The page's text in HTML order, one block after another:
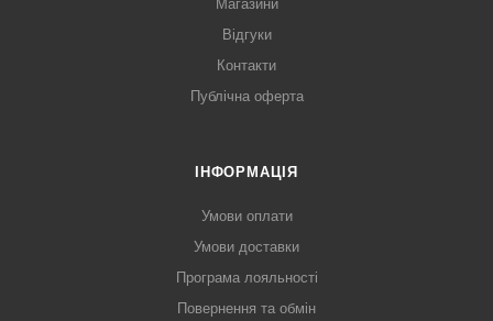
Магазини
Відгуки
Контакти
Публічна оферта
ІНФОРМАЦІЯ
Умови оплати
Умови доставки
Програма лояльності
Повернення та обмін